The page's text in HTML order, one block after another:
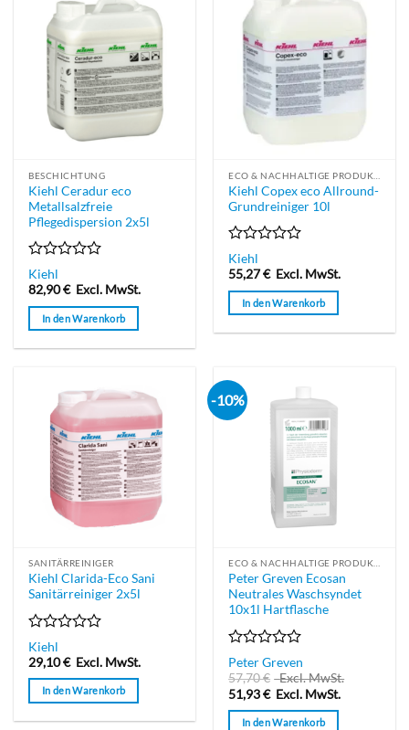
mehrere
Varianten
auf.
Die
Optionen
können
gewählt
werden
mehrere
Varianten
auf.
Die
Optionen
können
auf
gewählt
werden
BESCHICHTUNG
Kiehl Ceradur eco
Metallsalzfreie
Pflegedispersion 2x5l
Bewertet
mit
0
von
5
Kiehl
82,90€ Excl. MwSt.
In den Warenkorb
Kiehl Copex eco Allround-
Grundreiniger 10l
Bewertet
mit
0
von
5
Kiehl
55,27€ Excl. MwSt.
In den Warenkorb
SANITÄRREINIGER
Kiehl Clarida-Eco Sani
Sanitärreiniger 2x5l
Bewertet
mit
0
von
5
Kiehl
29,10€ Excl. MwSt.
In den Warenkorb
-10%
ECO & NACHHALTIGE PRODUKTE
Peter Greven Ecosan
Neutrales Waschsyndet
10x1l Hartflasche
Bewertet
mit
0
von
5
Peter Greven
57,70€
Excl. MwSt.
51,93€ Excl. MwSt.
In den Warenkorb